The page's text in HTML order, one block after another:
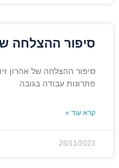
סיפור ההצלחה
סיפור ההצלחה של אהרון
פתרונות עבודה בגובה
קרא עוד »
28/11/2023